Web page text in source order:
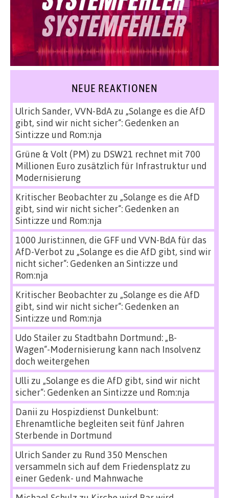
NEUE REAKTIONEN
Ulrich Sander, VVN-BdAzu „Solange es die AfD
gibt, sind wir nicht sicher“: Gedenken an
Sinti:zze und Rom:nja
Grüne & Volt (PM) zu DSW21 rechnet mit 700
Millionen Euro zusätzlich für Infrastruktur und
Modernisierung
Kritischer Beobachterzu „Solange es die AfD
gibt, sind wir nicht sicher“: Gedenken an
Sinti:zze und Rom:nja
1000 Jurist:innen, die GFF und VVN-BdA für das
AfD-Verbot zu „Solange es die AfD gibt, sind wir
nicht sicher“: Gedenken an Sinti:zze und
Rom:nja
Kritischer Beobachterzu „Solange es die AfD
gibt, sind wir nicht sicher“: Gedenken an
Sinti:zze und Rom:nja
Udo Stailerzu Stadtbahn Dortmund: „B-
Wagen“-Modernisierung kann nach Insolvenz
doch weitergehen
Ulli zu „Solange es die AfD gibt, sind wir nicht
sicher“: Gedenken an Sinti:zze und Rom:nja
Danii zu Hospizdienst Dunkelbunt:
Ehrenamtliche begleiten seit fünf Jahren
Sterbende in Dortmund
Ulrich Sanderzu Rund 350 Menschen
versammeln sich auf dem Friedensplatz zu
einer Gedenk- und Mahnwache